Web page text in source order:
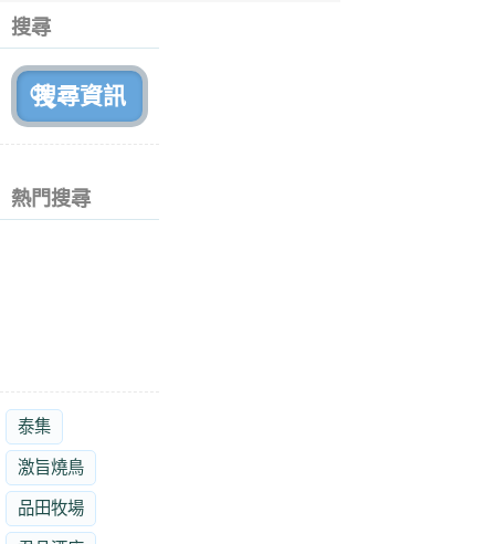
搜尋
熱門搜尋
泰集
激旨燒鳥
品田牧場